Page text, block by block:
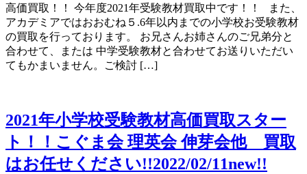
高価買取！！ 今年度2021年受験教材買取中です！！ また、
アカデミアではおおむね５.6年以内までの小学校お受験教材
の買取を行っております。 お兄さんお姉さんのご兄弟分と
合わせて、または 中学受験教材と合わせてお送りいただい
てもかまいません。ご検討 […]
2021年小学校受験教材高価買取スター
ト！！こぐま会 理英会 伸芽会他 買取
はお任せください!!2022/02/11new!!